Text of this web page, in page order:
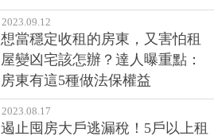
2023.09.12
想當穩定收租的房東，又害怕租
屋變凶宅該怎辦？達人曝重點：
房東有這5種做法保權益
2023.08.17
遏止囤房大戶逃漏稅！5戶以上租